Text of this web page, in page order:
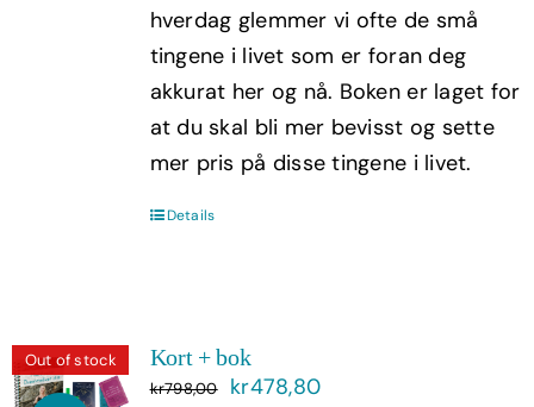
hverdag glemmer vi ofte de små
tingene i livet som er foran deg
akkurat her og nå. Boken er laget for
at du skal bli mer bevisst og sette
mer pris på disse tingene i livet.
Details
Out of stock Kort + bok
kr798,00
Opprinnelig
kr478,80Nåværende